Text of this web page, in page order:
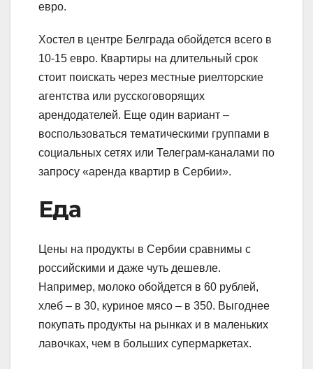
евро.
Хостел в центре Белграда обойдется всего в
10-15 евро. Квартиры на длительный срок
стоит поискать через местные риелторские
агентства или русскоговорящих
арендодателей. Еще один вариант –
воспользоваться тематическими группами в
социальных сетях или Телеграм-каналами по
запросу «аренда квартир в Сербии».
Еда
Цены на продукты в Сербии сравнимы с
российскими и даже чуть дешевле.
Например, молоко обойдется в 60 рублей,
хлеб – в 30, куриное мясо – в 350. Выгоднее
покупать продукты на рынках и в маленьких
лавочках, чем в больших супермаркетах.